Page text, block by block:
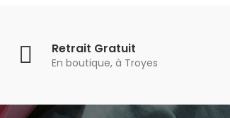
Retrait Gratuit
En boutique, à Troyes